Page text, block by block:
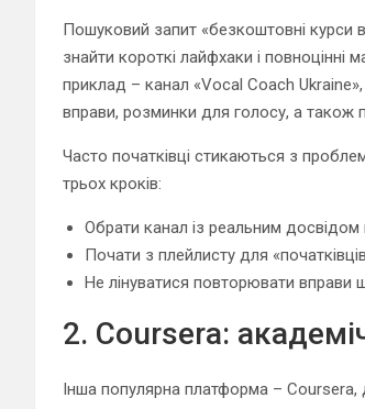
Пошуковий запит «безкоштовні
знайти короткі лайфхаки і
приклад – канал «Vocal Coach
вправи, розминки для голосу, а також
Часто початківці стикаються з
трьох кроків:
Обрати канал із реальним досвідом
Почати з плейлисту для
Не лінуватися повторювати
2. Coursera:
Інша популярна платформа – Coursera,